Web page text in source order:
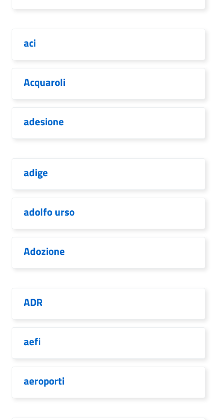
aci
Acquaroli
adesione
adige
adolfo urso
Adozione
ADR
aefi
aeroporti